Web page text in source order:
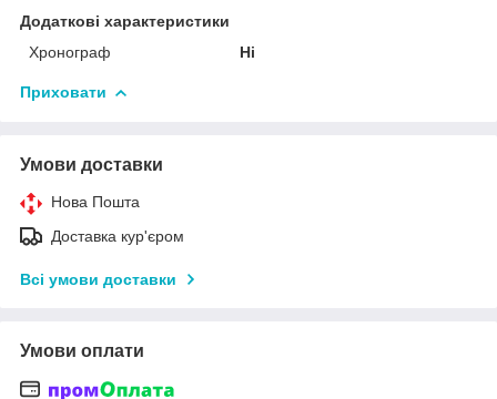
Додаткові характеристики
Хронограф
Ні
Приховати
Умови доставки
Нова Пошта
Доставка кур'єром
Всі умови доставки
Умови оплати